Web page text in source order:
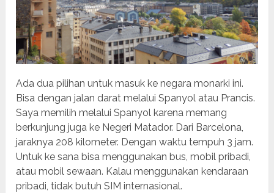
Ada dua pilihan untuk masuk ke negara monarki ini.
Bisa dengan jalan darat melalui Spanyol atau Prancis.
Saya memilih melalui Spanyol karena memang
berkunjung juga ke Negeri Matador. Dari Barcelona,
jaraknya 208 kilometer. Dengan waktu tempuh 3 jam.
Untuk ke sana bisa menggunakan bus, mobil pribadi,
atau mobil sewaan. Kalau menggunakan kendaraan
pribadi, tidak butuh SIM internasional.